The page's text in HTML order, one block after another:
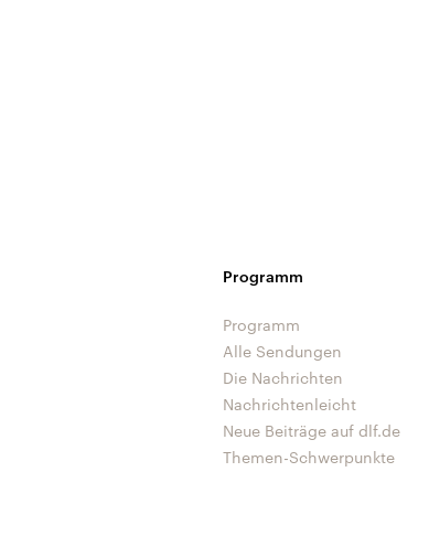
Programm
Programm
Alle Sendungen
Die Nachrichten
Nachrichtenleicht
Neue Beiträge auf dlf.de
Themen-Schwerpunkte